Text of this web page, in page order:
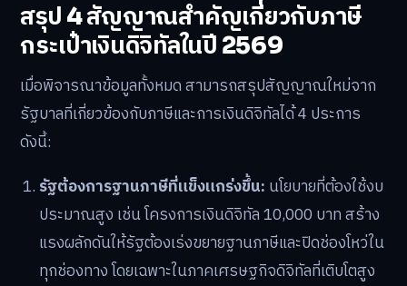
สรุป 4 สัญญาณสำคัญเกี่ยวกับภาษี
กระเป๋าเงินดิจิทัลในปี 2569
เมื่อพิจารณาข้อมูลทั้งหมด สามารถสรุปสัญญาณใหม่จาก
รัฐบาลที่เกี่ยวข้องกับภาษีและการเงินดิจิทัลได้ 4 ประการ
ดังนี้:
รัฐต้องการฐานภาษีที่แข็งแกร่งขึ้น: นโยบายที่ต้องใช้งบ
ประมาณสูง เช่น โครงการเงินดิจิทัล 10,000 บาท สร้าง
แรงผลักดันให้รัฐต้องเร่งขยายฐานภาษีและปิดช่องโหว่ใน
ทุกช่องทาง โดยเฉพาะในภาคเศรษฐกิจดิจิทัลที่เติบโตสูง